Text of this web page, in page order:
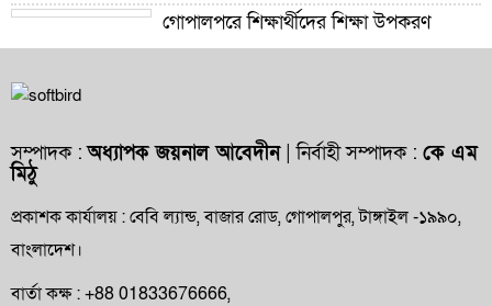
গোপালপুরে শিক্ষার্থীদের শিক্ষা উপকরণ
বিতরণ ও শ্রেষ্ঠ প্রধান শিক্ষকদের সংবর্ধনা
দুর্নীতি ও অনিয়মের অভিযোগ
অফিসারের বিদায় সংবর্ধনা
সম্পাদক :অধ্যাপক জয়নাল আবেদীন| নির্বাহী সম্পাদক : কে এম
মিঠু
প্রকাশক কার্যালয় : বেবি ল্যান্ড, বাজার রোড, গোপালপুর, টাঙ্গাইল -১৯৯০,
বাংলাদেশ।
বার্তা কক্ষ : +88 01833676666,